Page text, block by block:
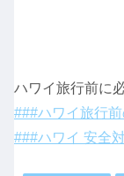
ハワイ旅行前に
###ハワイ旅行
###ハワイ 安全